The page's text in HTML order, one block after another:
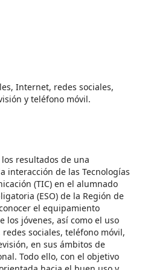
Internet, redes sociales,
y teléfono móvil.
resultados de una
interacción de las Tecnologías
(TIC) en el alumnado
(ESO) de la Región de
el equipamiento
los jóvenes, así como el uso
sociales, teléfono móvil,
en sus ámbitos de
Todo ello, con el objetivo